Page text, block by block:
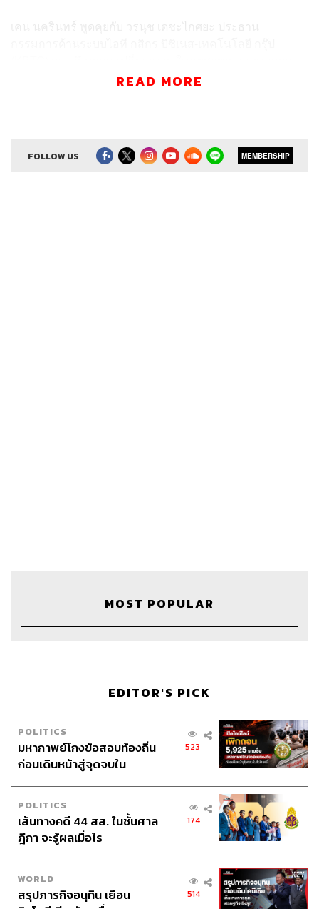
ด้านเทคโนโลยี พร้อมชี้ให้เห็นกลยุทธ์ที่ KBTG ใช้มุ่งสู่ระดับ
ภูมิภาค รวมถึงฉายภาพสายงานด้านไอทีที่กำลังเปลี่ยนผ่านสู่
Credits
Show Creatorนครินทร์ วนกิจไพบูลย์
The Secret Sauce Manager
ปวริศา ตั้งตุลานนท์
Producerภัทรพร บุญนำอุดม
Content Creator
ชาคร ฉายเพชร, ธนภาคย์ อิทธิชัยพล,
ภัทรสุดา บุญญศรี
READ MORE
FOLLOW US MEMBERSHIP
MOST POPULAR
EDITOR'S PICK
POLITICS
มหากาพย์โกงข้อสอบท้องถิ่น
ก่อนเดินหน้าสู่จุดจบใน
523
POLITICS
เส้นทางคดี 44 สส. ในชั้นศาล
ฎีกา จะรู้ผลเมื่อไร
174
WORLD
สรุปภารกิจอนุทิน เยือน
514